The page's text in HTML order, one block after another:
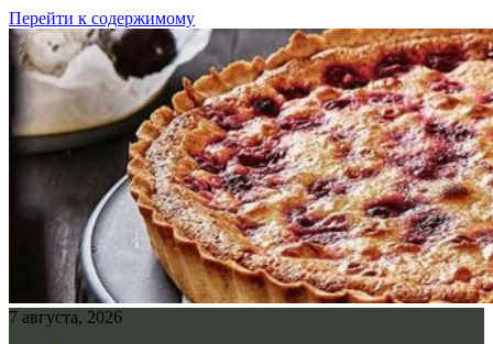
Перейти к содержимому
7 августа, 2026